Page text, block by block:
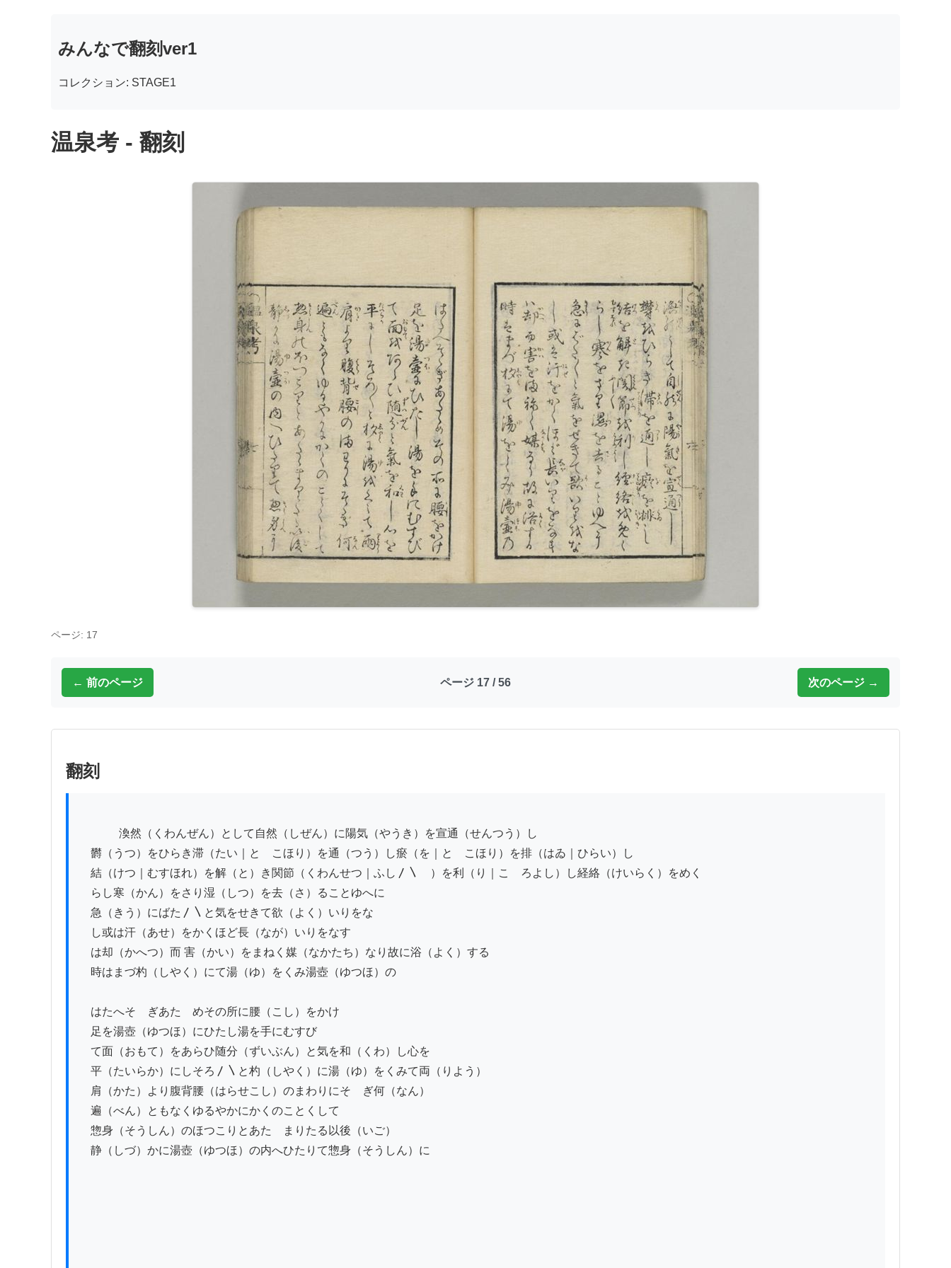
みんなで翻刻ver1
コレクション: STAGE1
温泉考 - 翻刻
ページ: 17
← 前のページ ページ 17 / 56 次のページ →
翻刻
欝（うつ）をひらき滞（たい｜とゝこほり）を通（つう）し瘀（を｜とゝこほり）を排（はゐ｜ひらい）し
結（けつ｜むすほれ）を解（と）き関節（くわんせつ｜ふし〳〵　）を利（り｜こゝろよし）し経絡（けいらく）をめく
らし寒（かん）をさり湿（しつ）を去（さ）ることゆへに
急（きう）にばた〳〵と気をせきて欲（よく）いりをな
し或は汗（あせ）をかくほど長（なが）いりをなす
は却（かへつ）而 害（かい）をまねく媒（なかたち）なり故に浴（よく）する
時はまづ杓（しやく）にて湯（ゆ）をくみ湯壺（ゆつほ）の
はたへそゝぎあたゝめその所に腰（こし）をかけ
足を湯壺（ゆつほ）にひたし湯を手にむすび
て面（おもて）をあらひ随分（ずいぶん）と気を和（くわ）し心を
平（たいらか）にしそろ〳〵と杓（しやく）に湯（ゆ）をくみて両（りよう）
肩（かた）より腹背腰（はらせこし）のまわりにそゝぎ何（なん）
遍（べん）ともなくゆるやかにかくのことくして
惣身（そうしん）のほつこりとあたゝまりたる以後（いご）
静（しづ）かに湯壺（ゆつほ）の内へひたりて惣身（そうしん）に